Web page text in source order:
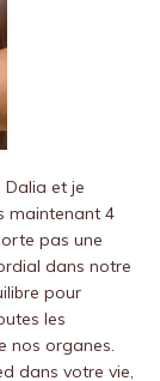
Dalia et je
maintenant 4
pas une
dans notre
pour
les
nos organes.
dans votre vie,